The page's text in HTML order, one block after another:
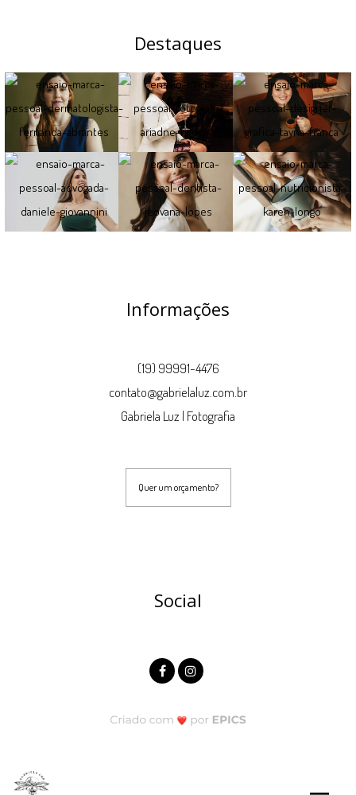
Destaques
Informações
(19) 99991-4476
contato@gabrielaluz.com.br
Gabriela Luz | Fotografia
Quer um orçamento?
Social